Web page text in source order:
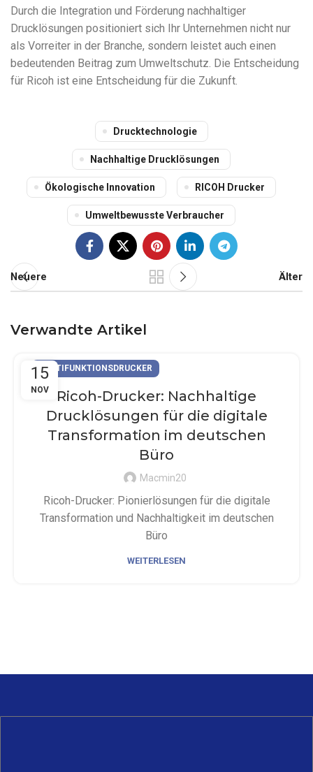
Durch die Integration und Förderung nachhaltiger
Drucklösungen positioniert sich Ihr Unternehmen nicht nur
als Vorreiter in der Branche, sondern leistet auch einen
bedeutenden Beitrag zum Umweltschutz. Die Entscheidung
für Ricoh ist eine Entscheidung für die Zukunft.
Drucktechnologie
Nachhaltige Drucklösungen
Ökologische Innovation RICOH Drucker
Umweltbewusste Verbraucher
Neuere Älter
Verwandte Artikel
15
NOV
MULTIFUNKTIONSDRUCKER
Ricoh-Drucker: Nachhaltige
Drucklösungen für die digitale
Transformation im deutschen
Büro
Macmin20
Ricoh-Drucker: Pionierlösungen für die digitale
Transformation und Nachhaltigkeit im deutschen
Büro
WEITERLESEN